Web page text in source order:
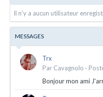
Il n’y a aucun utilisateur
MESSAGES
Trx
Par Cavagnolo ·
Bonjour mon ami